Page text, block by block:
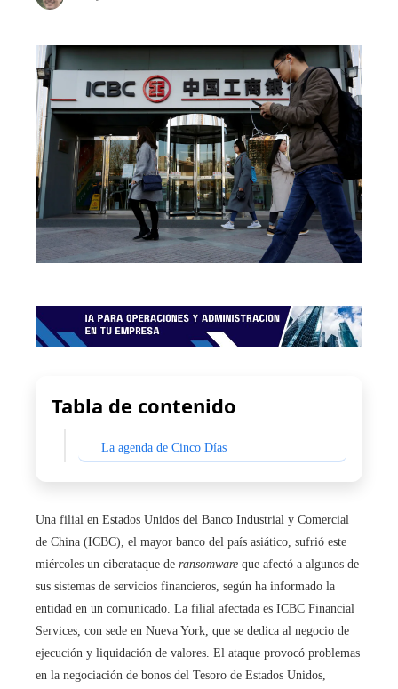
Tabla de contenido
La agenda de Cinco Días
Una filial en Estados Unidos del Banco Industrial y Comercial
de China (ICBC), el mayor banco del país asiático, sufrió este
miércoles un ciberataque de ransomware que afectó a algunos de
sus sistemas de servicios financieros, según ha informado la
entidad en un comunicado. La filial afectada es ICBC Financial
Services, con sede en Nueva York, que se dedica al negocio de
ejecución y liquidación de valores. El ataque provocó problemas
en la negociación de bonos del Tesoro de Estados Unidos,